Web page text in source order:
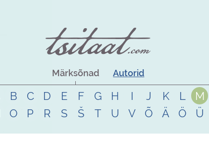
Märksõnad Autorid
B C D E F G H I J K L
M
O P R S Š T U V Õ Ä Ö Ü